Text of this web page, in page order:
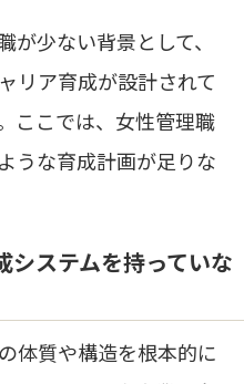
少ない背景として、
リア育成が設計されて
ここでは、女性管理職
うな育成計画が足りな
システムを持っていな
体質や構造を根本的に